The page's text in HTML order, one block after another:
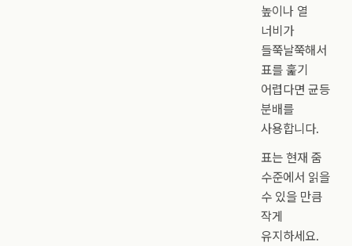
높이나 열
너비가
들쭉날쭉해서
표를 훑기
어렵다면 균등
분배를
사용합니다.
표는 현재 줌
수준에서 읽을
수 있을 만큼
작게
유지하세요.